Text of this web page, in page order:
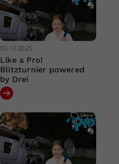
03.10.2025
Like a Pro!
Blitzturnier powered
by Drei